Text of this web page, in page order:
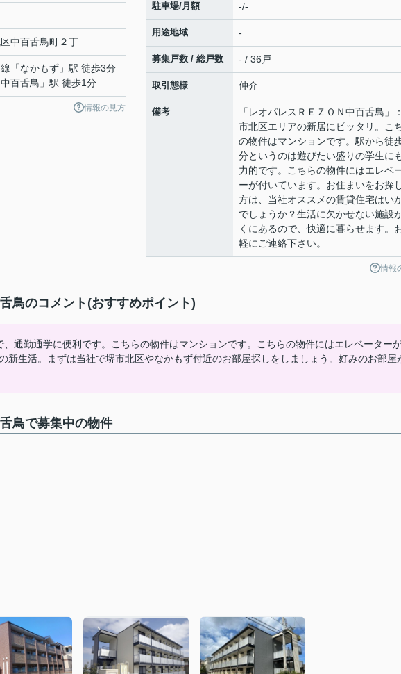
中百舌鳥町２丁
「なかもず 」駅 徒歩3分
中百舌鳥 」駅 徒歩1分
情報の見方
駐車場/月額 -/-
用途地域 -
募集戸数 / 総戸数 - / 36戸
取引態様 仲介
備考
「レオパレスＲＥＺＯＮ中百舌鳥」
市北区エリアの新居にピッタリ。こ
の物件はマンションです。駅から徒
分というのは遊びたい盛りの学生に
力的です。こちらの物件にはエレベ
ーが付いています。お住まいをお探
方は、当社オススメの賃貸住宅はい
でしょうか？生活に欠かせない施設
くにあるので、快適に暮らせます。
軽にご連絡下さい。
情報
鳥のコメント(おすすめポイント)
通勤通学に便利です。こちらの物件はマンションです。こちらの物件にはエレベーター
新生活。まずは当社で堺市北区やなかもず付近のお部屋探しをしましょう。好みのお部屋
鳥で募集中の物件